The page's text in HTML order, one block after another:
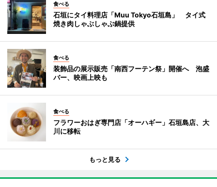
食べる
石垣にタイ料理店「Muu Tokyo石垣島」 タイ式
焼き肉しゃぶしゃぶ鍋提供
食べる
装飾品の展示販売「南西フーテン祭」開催へ 泡盛
バー、映画上映も
食べる
フラワーおはぎ専門店「オーハギー」石垣島店、大
川に移転
もっと見る